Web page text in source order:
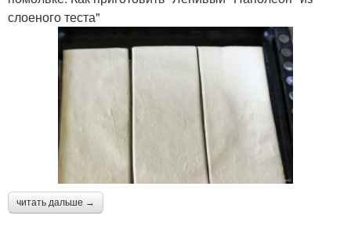
слоеного теста"
читать дальше →